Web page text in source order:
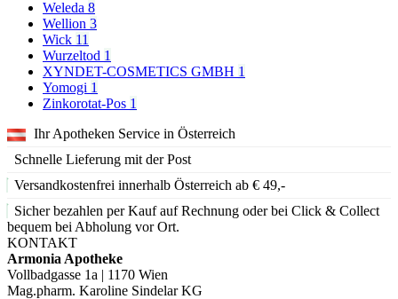
Weleda 8
Wellion 3
Wick 11
Wurzeltod 1
XYNDET-COSMETICS GMBH 1
Yomogi 1
Zinkorotat-Pos 1
Ihr Apotheken Service in Österreich
Schnelle Lieferung mit der Post
Versandkostenfrei innerhalb Österreich ab € 49,-
Sicher bezahlen per Kauf auf Rechnung oder bei Click & Collect
bequem bei Abholung vor Ort.
KONTAKT
Armonia Apotheke
Vollbadgasse 1a | 1170 Wien
Mag.pharm. Karoline Sindelar KG